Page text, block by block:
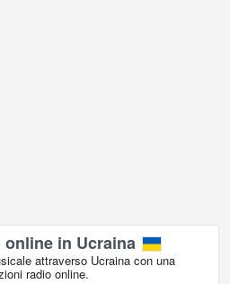
in Ucraina
attraverso Ucraina con una
radio online.